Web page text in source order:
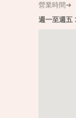
營業時間➜
週一至週五